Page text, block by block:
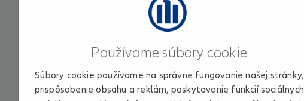
Používame súbory cookie
Súbory cookie používame na správne fungovanie našej stránky,
prispôsobenie obsahu a reklám, poskytovanie funkcií sociálnych